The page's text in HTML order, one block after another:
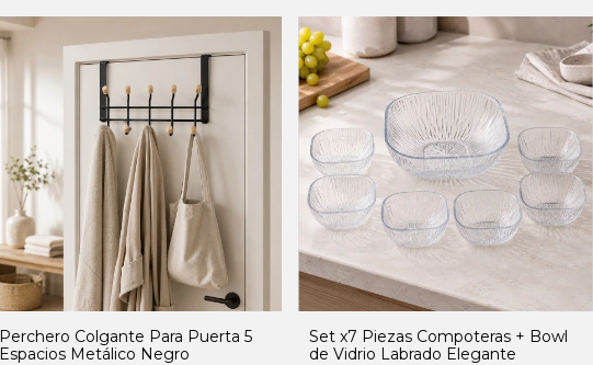
Perchero Colgante Para Puerta 5
Espacios Metálico Negro
Set x7 Piezas Compoteras + Bowl
de Vidrio Labrado Elegante